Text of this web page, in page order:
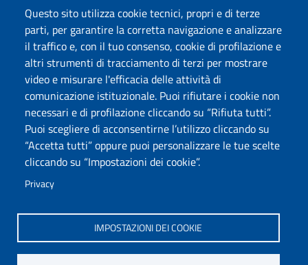
Questo sito utilizza cookie tecnici, propri e di terze
parti, per garantire la corretta navigazione e analizzare
il traffico e, con il tuo consenso, cookie di profilazione e
altri strumenti di tracciamento di terzi per mostrare
video e misurare l'efficacia delle attività di
comunicazione istituzionale. Puoi rifiutare i cookie non
necessari e di profilazione cliccando su “Rifiuta tutti”.
Puoi scegliere di acconsentirne l’utilizzo cliccando su
“Accetta tutti” oppure puoi personalizzare le tue scelte
cliccando su “Impostazioni dei cookie”.
Privacy
IMPOSTAZIONI DEI COOKIE
Università degli Studi di Sassari
Piazza Università 21, Sassari
Tel.: 800 882994 (Orientamento studenti)
RETTORE:rettore@uniss.it
PEC:protocollo@pec.uniss.it
URP:urp@uniss.it
P.I. 00196350904 –pagoPA®
Seguici su
Chatta con noi